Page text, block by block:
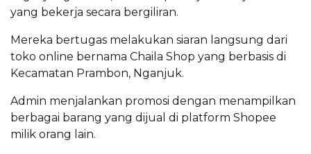
yang bekerja secara bergiliran.
Mereka bertugas melakukan siaran langsung dari
toko online bernama Chaila Shop yang berbasis di
Kecamatan Prambon, Nganjuk.
Admin menjalankan promosi dengan menampilkan
berbagai barang yang dijual di platform Shopee
milik orang lain.